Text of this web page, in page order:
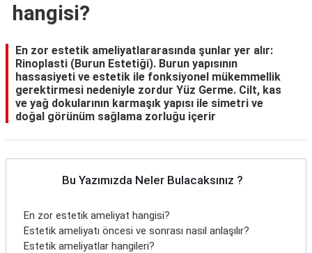
Yaşam
Hukuk
Blog
hangisi?
En zor estetik ameliyatlararasında şunlar yer alır:
Rinoplasti (Burun Estetiği). Burun yapısının
hassasiyeti ve estetik ile fonksiyonel mükemmellik
gerektirmesi nedeniyle zordur Yüz Germe. Cilt, kas
ve yağ dokularının karmaşık yapısı ile simetri ve
doğal görünüm sağlama zorluğu içerir
Bu Yazımızda Neler Bulacaksınız ?
En zor estetik ameliyat hangisi?
Estetik ameliyatı öncesi ve sonrası nasıl anlaşılır?
Estetik ameliyatlar hangileri?